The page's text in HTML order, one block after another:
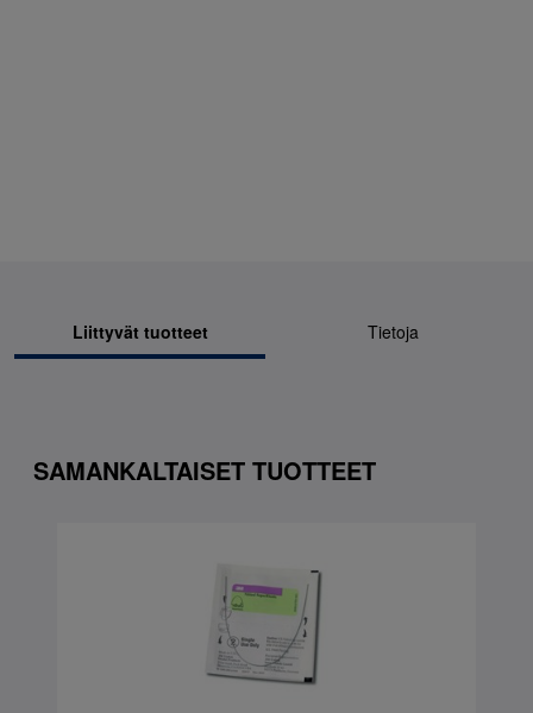
Liittyvät tuotteet Tietoja
SAMANKALTAISET TUOTTEET